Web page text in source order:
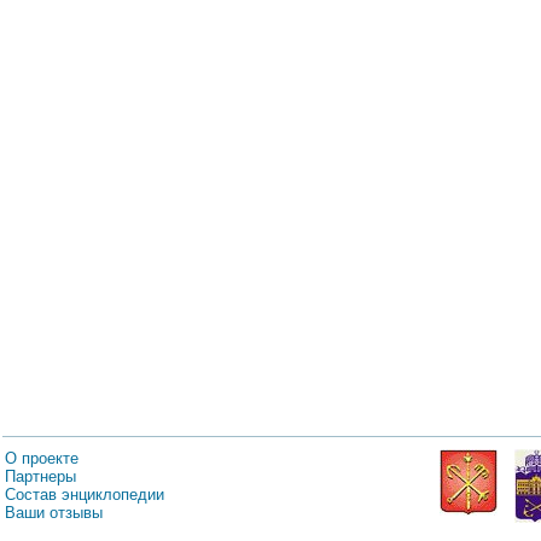
О проекте
Партнеры
Состав энциклопедии
Ваши отзывы